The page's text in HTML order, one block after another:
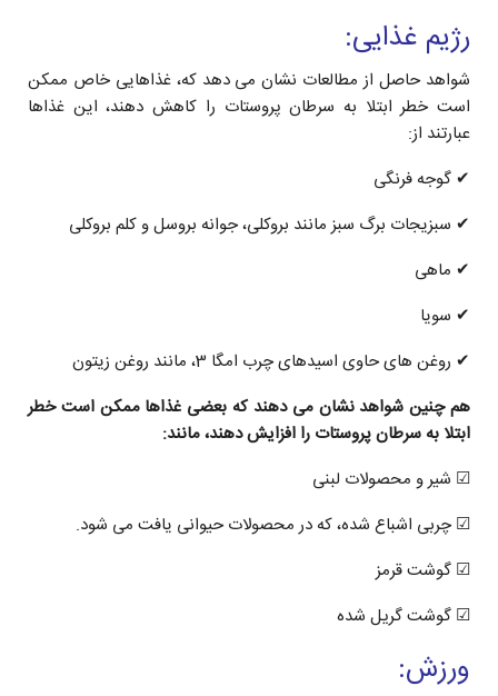
رژیم غذایی:
شواهد حاصل از مطالعات نشان می دهد که، غذاهایى خاص ممکن
است خطر ابتلا به سرطان پروستات را کاهش دهند، این غذاها
عبارتند از:
✔ گوجه فرنگی
✔ سبزیجات برگ سبز مانند بروکلی، جوانه بروسل و کلم بروکلی
✔ ماهی
✔ سویا
✔ روغن های حاوی اسیدهای چرب امگا 3، مانند روغن زیتون
هم چنين شواهد نشان می دهند که بعضی غذاها ممکن است خطر
ابتلا به سرطان پروستات را افزایش دهند، مانند:
☑ شیر و محصولات لبنی
☑ چربی اشباع شده، که در محصولات حیوانی یافت می شود.
☑ گوشت قرمز
☑ گوشت گريل شده
ورزش: